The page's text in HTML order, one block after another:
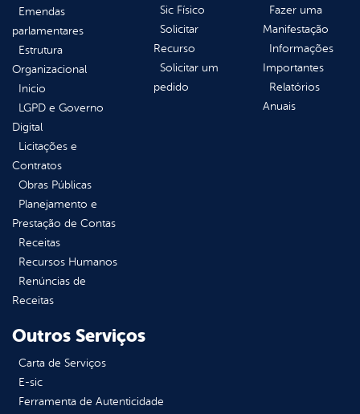
Emendas
parlamentares
Estrutura
Organizacional
Inicio
LGPD e Governo
Digital
Licitações e
Contratos
Obras Públicas
Planejamento e
Prestação de Contas
Receitas
Recursos Humanos
Renúncias de
Receitas
Sic Físico
Solicitar
Recurso
Solicitar um
pedido
Fazer uma
Manifestação
Informações
Importantes
Relatórios
Anuais
Outros Serviços
Carta de Serviços
E-sic
Ferramenta de Autenticidade